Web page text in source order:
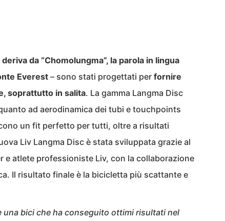
da “Chomolungma”, la parola in lingua
Everest – sono stati progettati per fornire
soprattutto in salita. La gamma Langma Disc
ad aerodinamica dei tubi e touchpoints
un fit perfetto per tutti, oltre a risultati
Liv Langma Disc è stata sviluppata grazie al
e atlete professioniste Liv, con la collaborazione
Il risultato finale è la bicicletta più scattante e
una bici che ha conseguito ottimi risultati nel